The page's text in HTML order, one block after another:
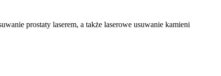
prostaty laserem, a także laserowe usuwanie kamieni